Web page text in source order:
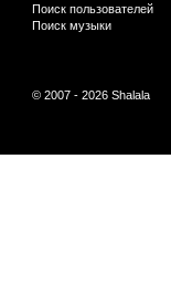
Поиск пользователей
Поиск музыки
© 2007 - 2026 Shalala